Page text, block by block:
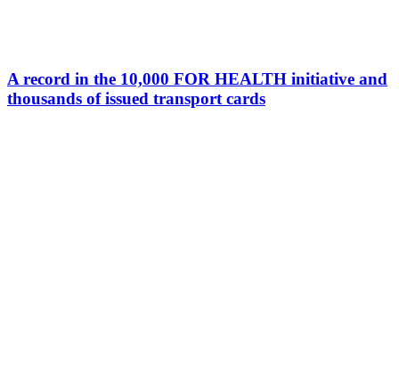
A record in the 10,000 FOR HEALTH initiative and
thousands of issued transport cards